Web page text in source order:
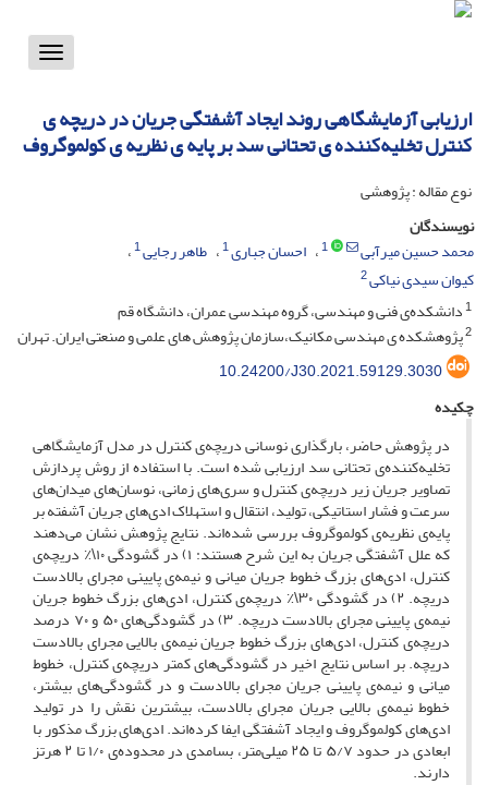
Toggle
ارزیابی آزمایشگاهی روند ایجاد آشفتگی جریان در دریچه ی
کنترل تخلیه‌کننده ی تحتانی سد بر پایه ی نظریه ی کولموگروف
نوع مقاله : پژوهشی
نویسندگان
محمد حسین میرآبی
1 احسان جباری1 طاهر رجایی1
کیوان سیدی نیاکی2
1دانشکده‌ی فنی و مهندسی، گروه مهندسی عمران، دانشگاه قم
2پژوهشکده ی مهندسی مکانیک،سازمان پژوهش های علمی و صنعتی ایران. تهران
10.24200/J30.2021.59129.3030
چکیده
در پژوهش حاضر، بارگذاری نوسانی دریچه‌ی کنترل در مدل آزمایشگاهی
تخلیه‌کننده‌ی تحتانی سد ارزیابی شده است. با استفاده از روش پردازش
تصاویر جریان زیر دریچه‌ی کنترل و سری‌های زمانی، نوسان‌های میدان‌های
سرعت و فشار استاتیکی، تولید، انتقال و استهلاک ادی‌های جریان آشفته بر
پایه‌ی نظریه‌ی کولموگروف بررسی شده‌اند. نتایج پژوهش نشان می‌دهند
که علل آشفتگی جریان به این شرح هستند: ۱) در گشودگی ۱۰\٪ دریچه‌ی
کنترل، ادی‌های بزرگ خطوط جریان میانی و نیمه‌ی پایینی مجرای بالادست
دریچه. ۲) در گشودگی ۳۰\٪ دریچه‌ی کنترل، ادی‌های بزرگ خطوط جریان
نیمه‌ی پایینی مجرای بالادست دریچه. ۳) در گشودگی‌های ۵۰ و ۷۰ درصد
دریچه‌ی کنترل، ادی‌های بزرگ خطوط جریان نیمه‌ی بالایی مجرای بالادست
دریچه. بر اساس نتایج اخیر در گشودگی‌های کمتر دریچه‌ی کنترل، خطوط
میانی و نیمه‌ی پایینی جریان مجرای بالادست و در گشودگی‌های بیشتر،
خطوط نیمه‌ی بالایی جریان مجرای بالادست، بیشترین نقش را در تولید
ادی‌های کولموگروف و ایجاد آشفتگی ایفا کرده‌اند. ادی‌های بزرگ مذکور با
ابعادی در حدود ۵/۷ تا ۲۵ میلی‌متر، بسامدی در محدوده‌ی ۱/۰ تا ۲ هرتز
دارند.